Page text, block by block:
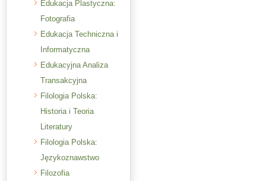
Edukacja Plastyczna:
Fotografia
Edukacja Techniczna i
Informatyczna
Edukacyjna Analiza
Transakcyjna
Filologia Polska:
Historia i Teoria
Literatury
Filologia Polska:
Językoznawstwo
Filozofia